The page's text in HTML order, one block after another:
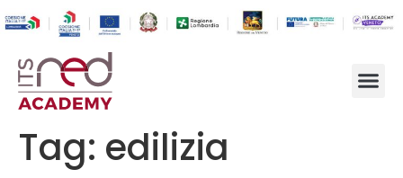
Tag: edilizia